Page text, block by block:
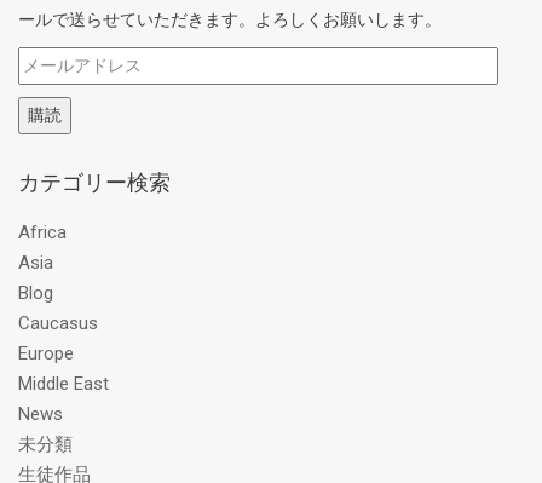
ールで送らせていただきます。よろしくお願いします。
メ
ー
ル
ド
ス
購読
カテゴリー検索
Africa
Asia
Blog
Caucasus
Europe
Middle East
News
未分類
生徒作品